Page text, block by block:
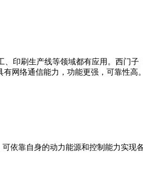
印刷生产线等领域都有应用。西门子
有网络通信能力，功能更强，可靠性高。
依靠自身的动力能源和控制能力实现